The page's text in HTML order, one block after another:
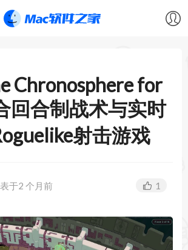
Chronosphere for
回合制战术与实时
射击游戏
于2 个月前 1